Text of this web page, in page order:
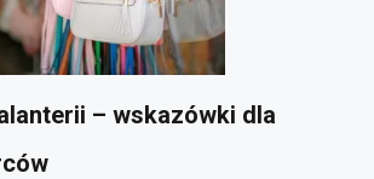
– wskazówki dla